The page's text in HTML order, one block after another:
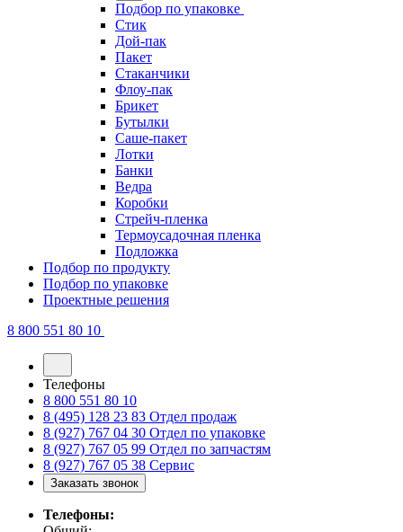
Подбор по упаковке
Стик
Дой-пак
Пакет
Стаканчики
Флоу-пак
Брикет
Бутылки
Саше-пакет
Лотки
Банки
Ведра
Коробки
Стрейч-пленка
Термоусадочная пленка
Подложка
Подбор по продукту
Подбор по упаковке
Проектные решения
8 800 551 80 10
Телефоны
8 800 551 80 10
8 (495) 128 23 83 Отдел продаж
8 (927) 767 04 30 Отдел по упаковке
8 (927) 767 05 99 Отдел по запчастям
8 (927) 767 05 38 Сервис
Заказать звонок
Телефоны: